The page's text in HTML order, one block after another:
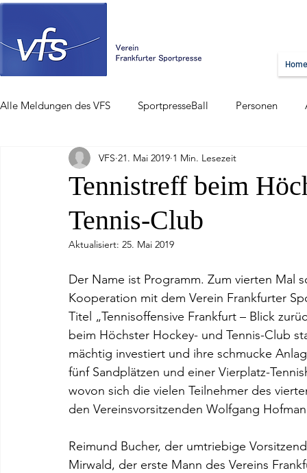
Home
Alle Meldungen des VFS SportpresseBall Personen
Tennistreff beim
Tennis-Club
VFS 21. Mai 2019 1 Min. Lesezeit
Aktualisiert: 25. Mai 2019
Der Name ist Programm. Zum vierten Mal
Kooperation mit dem Verein Frankfurter
Titel „Tennisoffensive Frankfurt – Blick
beim Höchster Hockey- und Tennis-Club
mächtig investiert und ihre schmucke
fünf Sandplätzen und einer Vierplatz-
wovon sich die vielen Teilnehmer des
den Vereinsvorsitzenden Wolfgang
Reimund Bucher, der umtriebige
Mirwald, der erste Mann des Vereins